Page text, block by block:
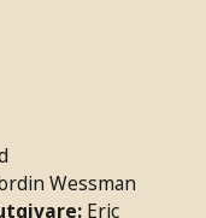
Wessman
Eric